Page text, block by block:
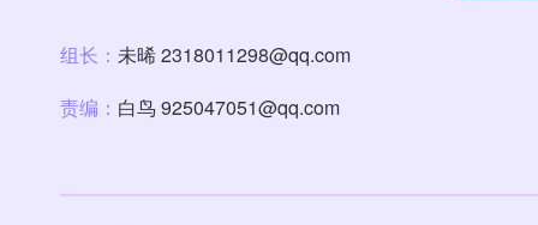
组长： 未晞 2318011298@qq.com
责编： 白鸟 925047051@qq.com